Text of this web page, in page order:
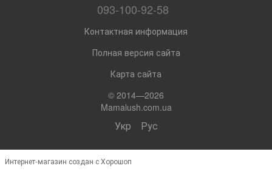
093-100-92-58
Контактная информация
Полная версия сайта
Карта сайта
© 2014—2026
Mamalush.com.ua
Укр Рус
Интернет-магазин создан с Хорошоп